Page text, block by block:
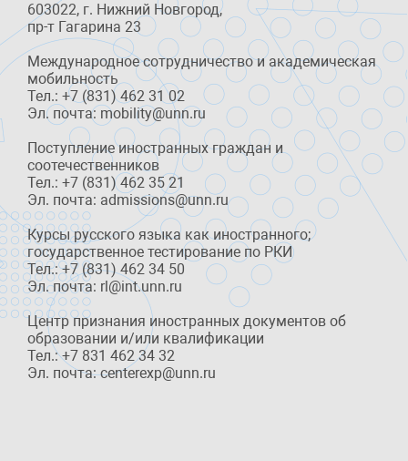
603022, г. Нижний Новгород,
пр-т Гагарина 23
Международное сотрудничество и академическая
мобильность
Тел.: +7 (831) 462 31 02
Эл. почта: mobility@unn.ru
Поступление иностранных граждан и
соотечественников
Тел.: +7 (831) 462 35 21
Эл. почта: admissions@unn.ru
Курсы русского языка как иностранного;
государственное тестирование по РКИ
Тел.: +7 (831) 462 34 50
Эл. почта: rl@int.unn.ru
Центр признания иностранных документов об
образовании и/или квалификации
Тел.: +7 831 462 34 32
Эл. почта: centerexp@unn.ru